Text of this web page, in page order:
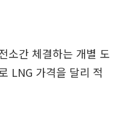
소간 체결하는 개별 도
LNG 가격을 달리 적